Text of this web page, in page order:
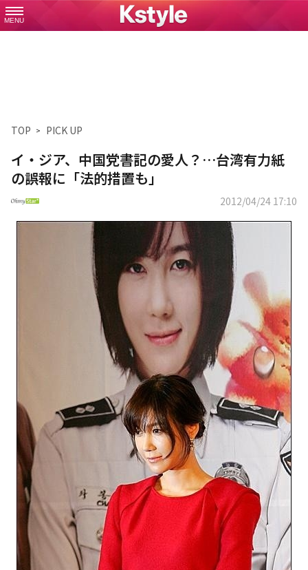
MENU
TOP PICK UP
イ・ジア、中国党書記の愛人？…台湾有力紙
の誤報に「法的措置も」
2012/04/24 17:10